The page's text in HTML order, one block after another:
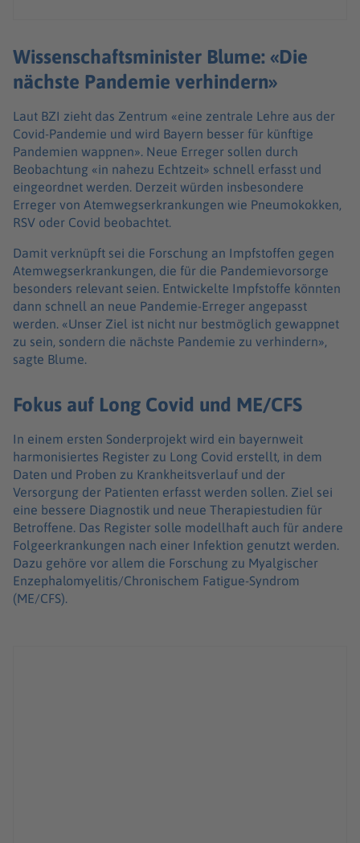
Wissenschaftsminister Blume: «Die
nächste Pandemie verhindern»
Laut BZI zieht das Zentrum «eine zentrale Lehre aus der
Covid-Pandemie und wird Bayern besser für künftige
Pandemien wappnen». Neue Erreger sollen durch
Beobachtung «in nahezu Echtzeit» schnell erfasst und
eingeordnet werden. Derzeit würden insbesondere
Erreger von Atemwegserkrankungen wie Pneumokokken,
RSV oder Covid beobachtet.
Damit verknüpft sei die Forschung an Impfstoffen gegen
Atemwegserkrankungen, die für die Pandemievorsorge
besonders relevant seien. Entwickelte Impfstoffe könnten
dann schnell an neue Pandemie-Erreger angepasst
werden. «Unser Ziel ist nicht nur bestmöglich gewappnet
zu sein, sondern die nächste Pandemie zu verhindern»,
sagte Blume.
Fokus auf Long Covid und ME/CFS
In einem ersten Sonderprojekt wird ein bayernweit
harmonisiertes Register zu Long Covid erstellt, in dem
Daten und Proben zu Krankheitsverlauf und der
Versorgung der Patienten erfasst werden sollen. Ziel sei
eine bessere Diagnostik und neue Therapiestudien für
Betroffene. Das Register solle modellhaft auch für andere
Folgeerkrankungen nach einer Infektion genutzt werden.
Dazu gehöre vor allem die Forschung zu Myalgischer
Enzephalomyelitis/Chronischem Fatigue-Syndrom
(ME/CFS).